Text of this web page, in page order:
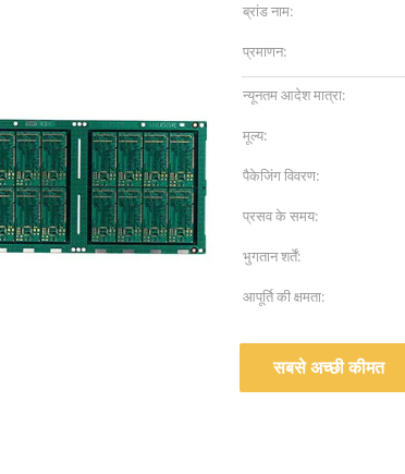
ब्रांड नाम:
प्रमाणन:
न्यूनतम आदेश मात्रा:
मूल्य:
पैकेजिंग विवरण:
प्रसव के समय:
भुगतान शर्तें:
आपूर्ति की क्षमता:
सबसे अच्छी कीमत